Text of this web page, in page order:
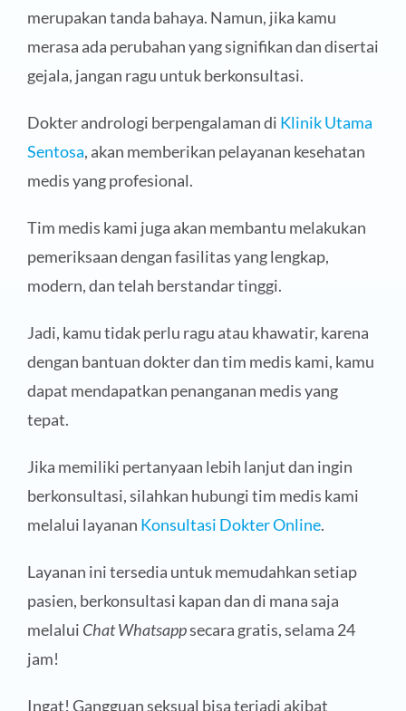
merupakan tanda bahaya. Namun, jika kamu
merasa ada perubahan yang signifikan dan disertai
gejala, jangan ragu untuk berkonsultasi.
Dokter andrologi berpengalaman di Klinik Utama
Sentosa, akan memberikan pelayanan kesehatan
medis yang profesional.
Tim medis kami juga akan membantu melakukan
pemeriksaan dengan fasilitas yang lengkap,
modern, dan telah berstandar tinggi.
Jadi, kamu tidak perlu ragu atau khawatir, karena
dengan bantuan dokter dan tim medis kami, kamu
dapat mendapatkan penanganan medis yang
tepat.
Jika memiliki pertanyaan lebih lanjut dan ingin
berkonsultasi, silahkan hubungi tim medis kami
melalui layanan Konsultasi Dokter Online.
Layanan ini tersedia untuk memudahkan setiap
pasien, berkonsultasi kapan dan di mana saja
melalui Chat Whatsappsecara gratis, selama 24
jam!
Ingat! Gangguan seksual bisa terjadi akibat